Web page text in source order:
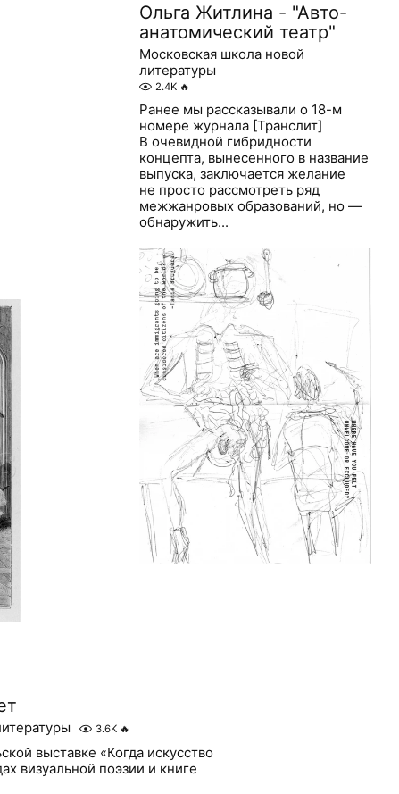
Ольга Житлина - "Авто-
анатомический театр"
Московская школа новой
литературы
2.4K 🔥
Ранее мы рассказывали о 18-м
номере журнала [Транслит]
В очевидной гибридности
концепта, вынесенного в название
выпуска, заключается желание
не просто рассмотреть ряд
межжанровых образований, но —
обнаружить...
3.6K 🔥
выставке «Когда искусство
визуальной поэзии и книге